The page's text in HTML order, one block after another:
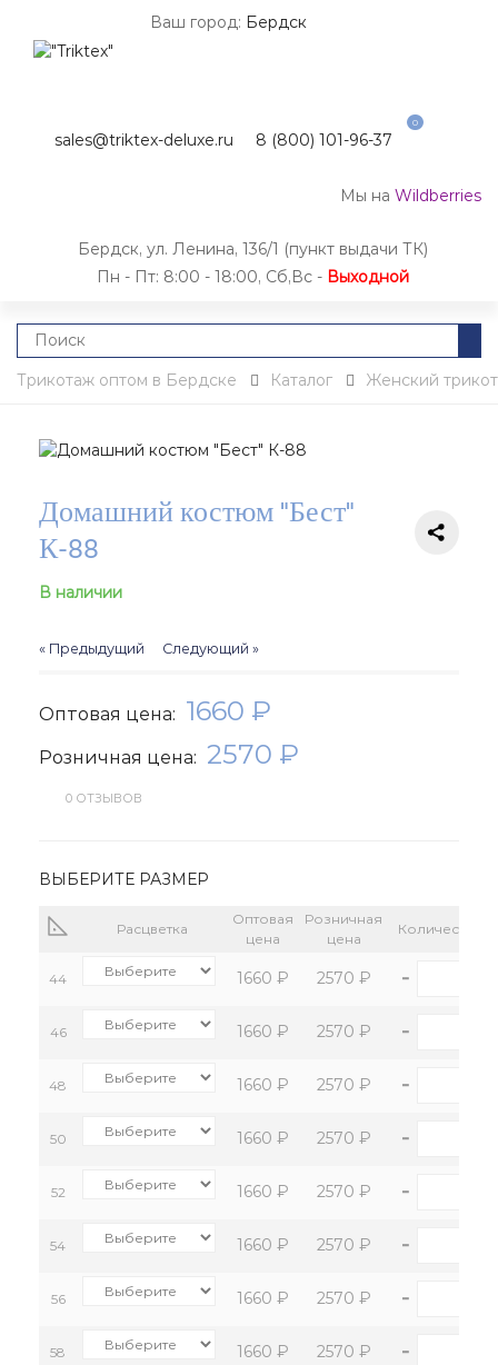
Ваш город: Бердск
0
8 (800) 101-96-37
sales@triktex-deluxe.ru
Мы на Wildberries
Бердск, ул. Ленина, 136/1 (пункт выдачи ТК)
Пн - Пт: 8:00 - 18:00, Сб,Вс - Выходной
Трикотаж оптом в Бердске Каталог Женский
Домашний костюм "Бест"
К-88
В наличии
« Предыдущий Следующий »
Оптовая цена: 1660 ₽
Розничная цена: 2570 ₽
0 ОТЗЫВОВ
ВЫБЕРИТЕ РАЗМЕР
Расцветка
Оптовая
цена
Розничная
цена
Количество:
44 1660 ₽ 2570 ₽ -
46 1660 ₽ 2570 ₽ -
48 1660 ₽ 2570 ₽ -
50 1660 ₽ 2570 ₽ -
52 1660 ₽ 2570 ₽ -
54 1660 ₽ 2570 ₽ -
56 1660 ₽ 2570 ₽ -
58 1660 ₽ 2570 ₽ -